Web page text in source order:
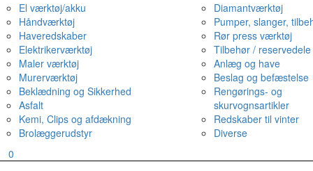
El værktøj/akku
Håndværktøj
Haveredskaber
Elektrikerværktøj
Maler værktøj
Murerværktøj
Beklædning og Sikkerhed
Asfalt
Kemi, Clips og afdækning
Brolæggerudstyr
Diamantværktøj
Pumper, slanger,
Rør press værktøj
Tilbehør / reservedele
Anlæg og have
Beslag og befæstelse
Rengørings- og
skurvognsartikler
Redskaber til vinter
Diverse
0